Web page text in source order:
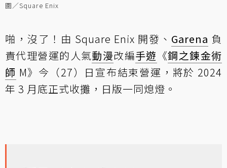
圖／Square Enix
啪，沒了！由 Square Enix 開發、 Garena 負
責代理營運的人氣動漫改編手遊 《鋼之鍊金術
師 M》今（27）日宣布結束營運，將於 2024
年 3 月底正式收攤，日版一同熄燈。